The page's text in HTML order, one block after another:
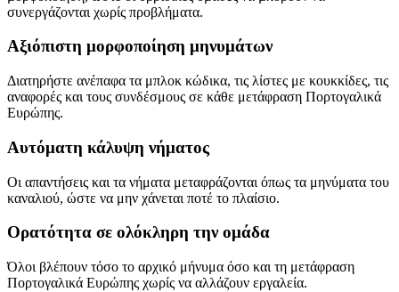
συνεργάζονται χωρίς προβλήματα.
Αξιόπιστη μορφοποίηση μηνυμάτων
Διατηρήστε ανέπαφα τα μπλοκ κώδικα, τις λίστες με κουκκίδες, τις
αναφορές και τους συνδέσμους σε κάθε μετάφραση Πορτογαλικά
Ευρώπης.
Αυτόματη κάλυψη νήματος
Οι απαντήσεις και τα νήματα μεταφράζονται όπως τα μηνύματα του
καναλιού, ώστε να μην χάνεται ποτέ το πλαίσιο.
Ορατότητα σε ολόκληρη την ομάδα
Όλοι βλέπουν τόσο το αρχικό μήνυμα όσο και τη μετάφραση
Πορτογαλικά Ευρώπης χωρίς να αλλάζουν εργαλεία.